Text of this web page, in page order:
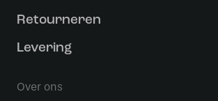
Retourneren
Levering
Over ons